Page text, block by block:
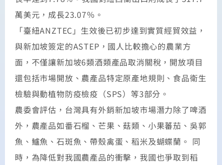
萬美元，成長23.07％。
「臺紐ANZTEC」生效後已初步達到實質經貿效益，
與新加坡簽定的ASTEP，國人比較擔心的農業方
面，不僅讓新加坡6類酒類產品取消關稅，開放項目
還包括市場開放、農產品特定原產地規則、食品衛生
檢驗與動植物防疫檢疫（SPS）等3部分。
農委會評估，台灣具有外銷新加坡市場潛力除了啤酒
外，農產品如番石榴、芒果、菇類、小果蕃茄、吳郭
魚、鱸魚、石斑魚、帶殼禽蛋、稻米及蝴蝶蘭。 同
時，為降低對我國農產品的衝擊，我國也爭取到稻